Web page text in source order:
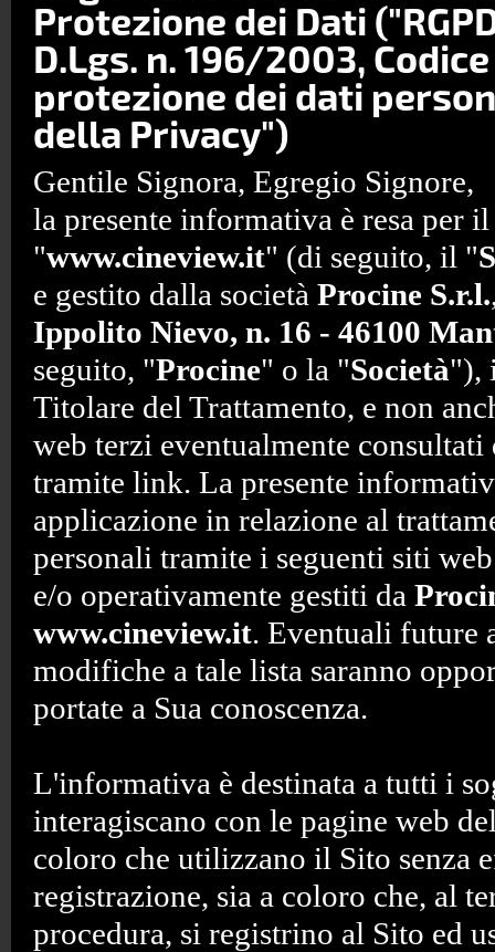
Protezione dei Dati
D.Lgs. n. 196/2003,
protezione dei dati
della Privacy")
Gentile Signora, Egregio Signore,
la presente informativa è resa per
"www.cineview.it" (di seguito, il "
e gestito dalla società Procine S.r.l.
Ippolito Nievo, n. 16 - 46100
seguito, "Procine" o la "Società"),
Titolare del Trattamento, e non
web terzi eventualmente consultati
tramite link. La presente
applicazione in relazione al
personali tramite i seguenti siti
e/o operativamente gestiti da
www.cineview.it. Eventuali future
modifiche a tale lista saranno
portate a Sua conoscenza.
L'informativa è destinata a tutti i
interagiscano con le pagine web
coloro che utilizzano il Sito senza
registrazione, sia a coloro che, al
procedura, si registrino al Sito ed